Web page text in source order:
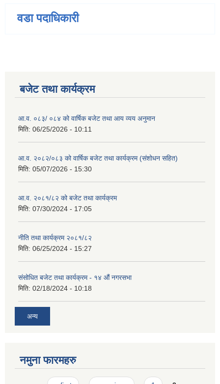
वडा पदाधिकारी
बजेट तथा कार्यक्रम
आ.व. ०८३/ ०८४ को वार्षिक बजेट तथा आय व्यय अनुमान
मिति: 06/25/2026 - 10:11
आ.व. २०८२/०८३ को वार्षिक बजेट तथा कार्यक्रम (संशोधन सहित)
मिति: 05/07/2026 - 15:30
आ.व. २०८१/८२ को बजेट तथा कार्यक्रम
मिति: 07/30/2024 - 17:05
नीति तथा कार्यक्रम २०८१/८२
मिति: 06/25/2024 - 15:27
संसोधित बजेट तथा कार्यक्रम - १४ औं नगरसभा
मिति: 02/18/2024 - 10:18
अन्य
नमुना फारमहरु